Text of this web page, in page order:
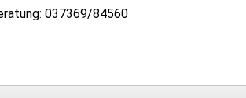
: 037369/84560